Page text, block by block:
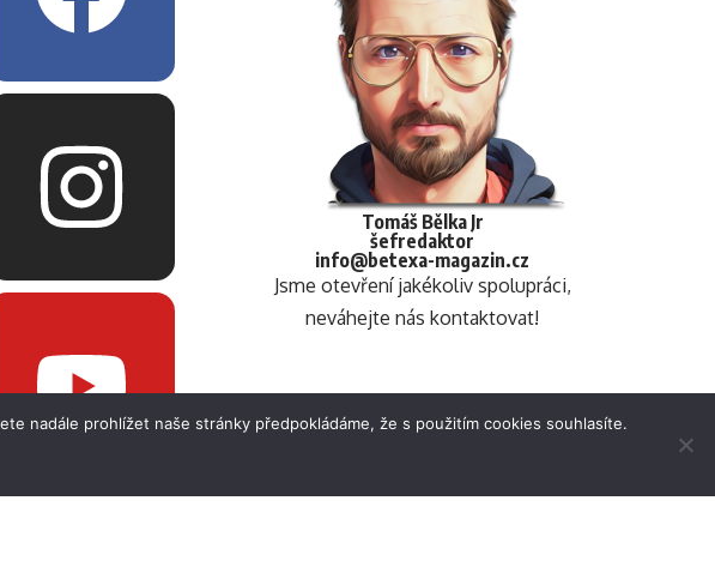
Tomáš Bělka Jr
šefredaktor
info@betexa-magazin.cz
Jsme otevření jakékoliv spolupráci,
neváhejte nás kontaktovat!
nadále prohlížet naše stránky předpokládáme, že s použitím cookies souhlasíte.